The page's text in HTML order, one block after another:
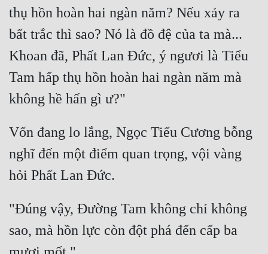
thụ hồn hoàn hai ngàn năm? Nếu xảy ra
bất trắc thì sao? Nó là đồ đệ của ta mà...
Khoan đã, Phất Lan Đức, ý ngươi là Tiểu
Tam hấp thụ hồn hoàn hai ngàn năm mà
Vốn đang lo lắng, Ngọc Tiểu Cương bỗng
nghĩ đến một điểm quan trọng, vội vàng
"Đúng vậy, Đường Tam không chỉ không
sao, mà hồn lực còn đột phá đến cấp ba